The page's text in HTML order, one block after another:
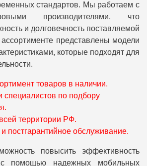
стандартов. Мы работаем с
производителями, что
и долговечность поставляемой
представлены модели
которые подходят для
товаров в наличии.
специалистов по подбору
территории РФ.
постгарантийное обслуживание.
повысить эффективность
с помощью надежных мобильных